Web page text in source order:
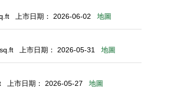
上市日期： 2026-06-02 地圖
上市日期： 2026-05-31 地圖
上市日期： 2026-05-27 地圖